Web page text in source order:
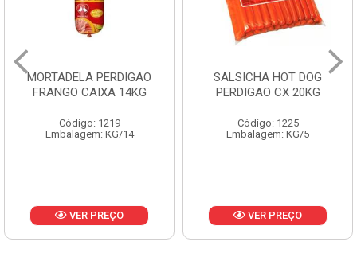
MORTADELA PERDIGAO
FRANGO CAIXA 14KG
Código: 1219
Embalagem: KG/14
VER PREÇO
SALSICHA HOT DOG
PERDIGAO CX 20KG
Código: 1225
Embalagem: KG/5
VER PREÇO